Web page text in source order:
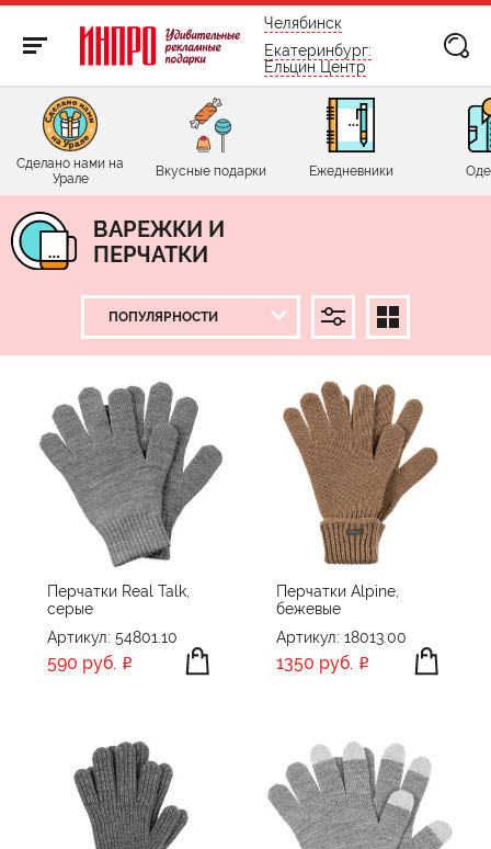
бесплатно по России
Челябинск
Екатеринбург:
Ельцин Центр
Сделано нами на
Урале
Вкусные подарки Ежедневники
ВАРЕЖКИ И
ПЕРЧАТКИ
ЦЕНА
ПРОИЗВОДИТЕЛЬ
teplo
СБРОСИТЬ
Перчатки Real Talk,
серые
Артикул: 54801.10
590 руб.
Перчатки Alpine,
бежевые
Артикул: 18013.00
1350 руб.